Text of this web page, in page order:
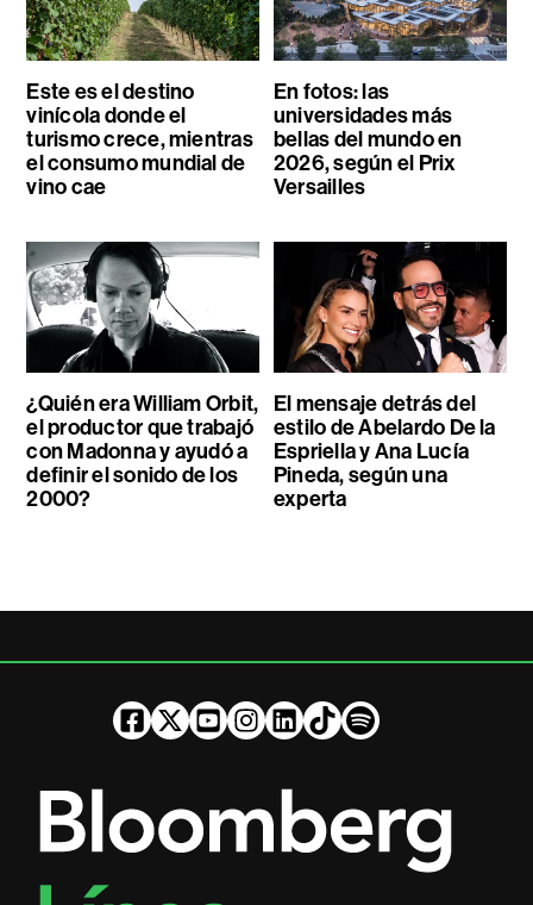
Este es el destino
vinícola donde el
turismo crece, mientras
el consumo mundial de
vino cae
En fotos: las
universidades más
bellas del mundo en
2026, según el Prix
Versailles
¿Quién era William Orbit,
el productor que trabajó
con Madonna y ayudó a
definir el sonido de los
2000?
El mensaje detrás del
estilo de Abelardo De la
Espriella y Ana Lucía
Pineda, según una
experta